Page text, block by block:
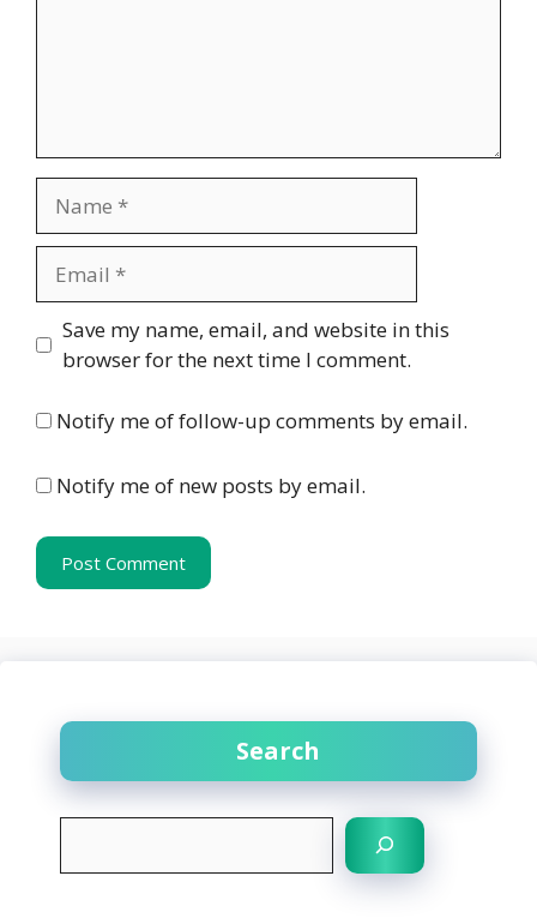
Website
Save my name, email, and website in this
browser for the next time I comment.
Notify me of follow-up comments by email.
Notify me of new posts by email.
Search